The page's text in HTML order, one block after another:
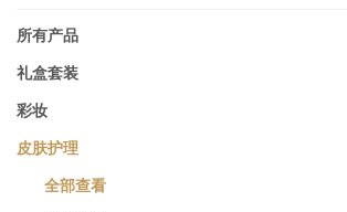
所有产品
礼盒套装
彩妆
皮肤护理
全部查看